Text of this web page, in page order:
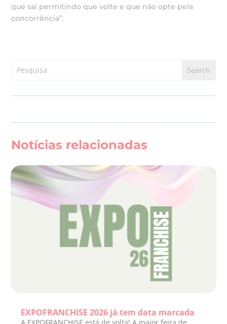
que sai permitindo que volte e que não opte pela
concorrência”.
Notícias relacionadas
EXPOFRANCHISE 2026 já tem data marcada